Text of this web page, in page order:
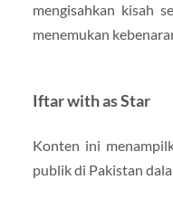
mengisahkan kisah
menemukan
Iftar with as Star
Konten ini
publik di Pakistan